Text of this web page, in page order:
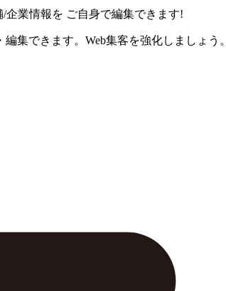
/企業情報を ご自身で編集できます!
集できます。Web集客を強化しましょう。